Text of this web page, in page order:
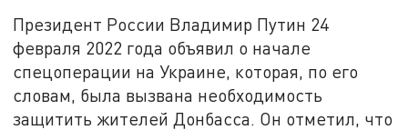
Президент России Владимир Путин 24
февраля 2022 года объявил о начале
спецоперации на Украине, которая, по его
словам, была вызвана необходимость
защитить жителей Донбасса. Он отметил, что